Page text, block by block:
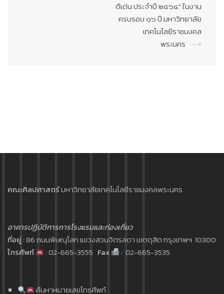
ดีเด่น ประจำปี ๒๕๖๔” ในงาน
ครบรอบ ๑๖ ปี มหาวิทยาลัย
เทคโนโลยีราชมงคล
พระนคร ⟶
คณะศิลปศาสตร์มหาวิทยาลัยเทคโนโลยีราชมงคลพระนคร
อาคารปฏิบัติการการโรงแรมและท่องเที่ยว
ที่อยู่: 86 ถนนพิษณุโลก แขวงสวนจิตรลดา เขตดุสิต กรุงเทพฯ 10300
โทรศัพท์
: 02-665-3555 Fax : 02-665-3535
ค้นหาหมายเลขโทรศัพท์